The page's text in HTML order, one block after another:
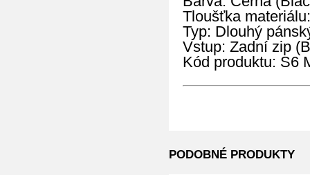
Tloušťka
Typ: Dlouhý
Vstup: Zadní zip
Kód produktu: S6
PODOBNÉ PRODUKTY